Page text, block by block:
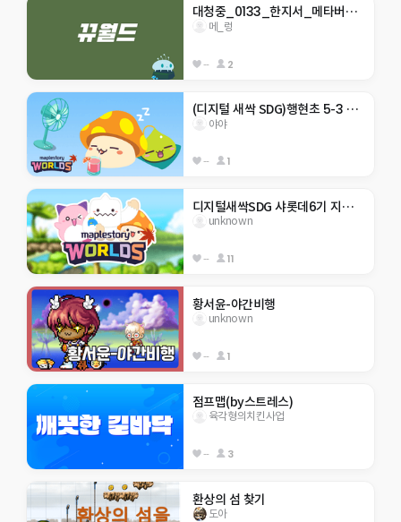
대청중_0133_한지서_메타버스 점프맵
메_렁
-- 2
(디지털 새싹 SDG)행현초 5-3 야야 -생태계 보호-
야야
-- 1
디지털새싹SDG 샤롯데6기 지구 구하기
unknown
-- 11
황서윤-야간비행
unknown
-- 1
점프맵(by스트레스)
육각형의치킨사업
-- 3
환상의 섬 찾기
도아